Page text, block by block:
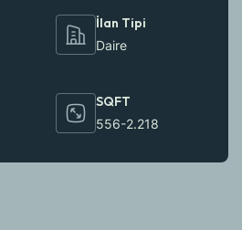
İlan Tipi
Daire
SQFT
556-2.218